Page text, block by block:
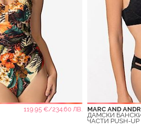
119.95 €/234.60 ЛВ.
MARC AND
ДАМСКИ
ЧАСТИ PUSH-UP